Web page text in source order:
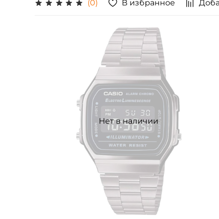
(0) В избранное
Нет в наличии